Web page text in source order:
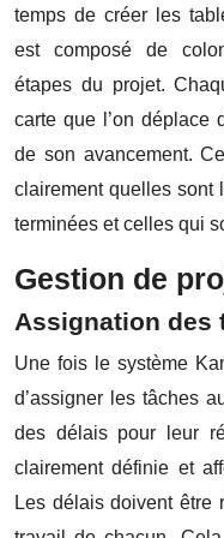
temps de créer les
est composé de
étapes du projet.
carte que l’on déplace
de son avancement.
clairement quelles sont
terminées et celles qui
Gestion de
Assignation des
Une fois le système
d’assigner les tâches
des délais pour leur
clairement définie et
Les délais doivent être